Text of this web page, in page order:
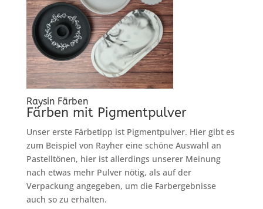
Raysin Färben
Färben mit Pigmentpulver
Unser erste Färbetipp ist Pigmentpulver. Hier gibt es
zum Beispiel von Rayher eine schöne Auswahl an
Pastelltönen, hier ist allerdings unserer Meinung
nach etwas mehr Pulver nötig, als auf der
Verpackung angegeben, um die Farbergebnisse
auch so zu erhalten.